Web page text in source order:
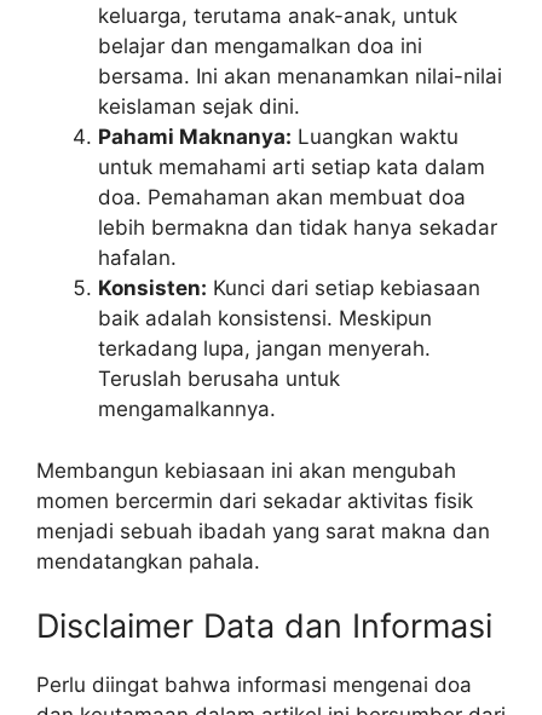
keluarga, terutama anak-anak, untuk
belajar dan mengamalkan doa ini
bersama. Ini akan menanamkan nilai-nilai
keislaman sejak dini.
Pahami Maknanya: Luangkan waktu
untuk memahami arti setiap kata dalam
doa. Pemahaman akan membuat doa
lebih bermakna dan tidak hanya sekadar
hafalan.
Konsisten: Kunci dari setiap kebiasaan
baik adalah konsistensi. Meskipun
terkadang lupa, jangan menyerah.
Teruslah berusaha untuk
mengamalkannya.
Membangun kebiasaan ini akan mengubah
momen bercermin dari sekadar aktivitas fisik
menjadi sebuah ibadah yang sarat makna dan
mendatangkan pahala.
Disclaimer Data dan Informasi
Perlu diingat bahwa informasi mengenai doa